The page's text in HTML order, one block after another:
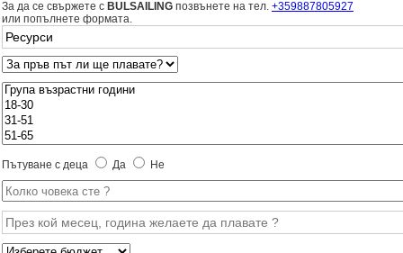
За да се свържете с BULSAILING позвънете на тел. +359887805927
или попълнете формата.
Пътуване с деца Да Не